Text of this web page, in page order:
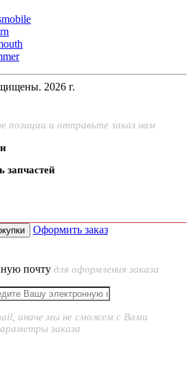
2026 г.
позиции и отправьте заказ нам
запчастей
Оформить заказ
почту для оформления заказа
иначе мы не сможем с Вами
заказа